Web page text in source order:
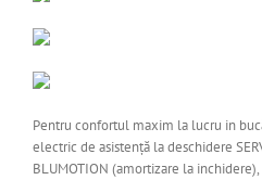
Pentru confortul maxim la lucru in
electric de asistență la deschidere
BLUMOTION (amortizare la